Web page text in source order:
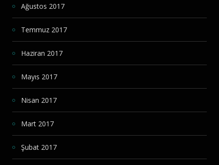
Ağustos 2017
Temmuz 2017
Haziran 2017
Mayıs 2017
Nisan 2017
Mart 2017
Şubat 2017